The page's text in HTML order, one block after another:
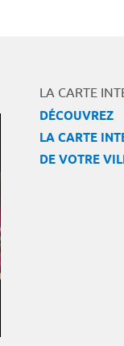
LA CARTE
DÉCOUVREZ
LA CARTE
DE VOTRE